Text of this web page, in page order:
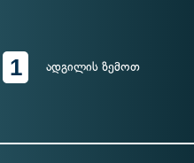
1 ადგილის ზემოთ